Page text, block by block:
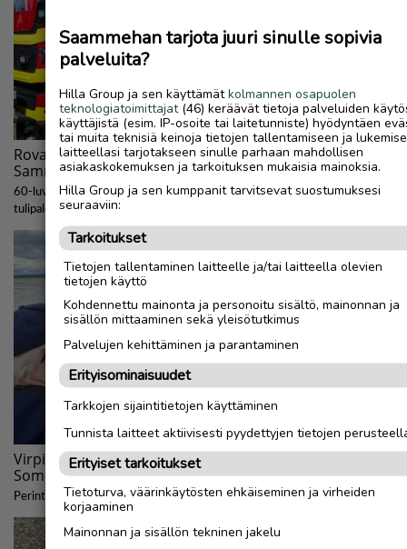
Saammehan tarjota juuri sinulle sopivia
palveluita?
Hilla Group ja sen käyttämätkolmannen osapuolen
teknologiatoimittajat(46) keräävät tietoja palveluiden
käyttäjistä (esim. IP-osoite tai laitetunniste) hyödyntäen
tai muita teknisiä keinoja tietojen tallentamiseen ja
laitteellasi tarjotakseen sinulle parhaan mahdollisen
asiakaskokemuksen ja tarkoituksen mukaisia mainoksia.
Hilla Group ja sen kumppanit tarvitsevat suostumuksesi
seuraaviin:
Tarkoitukset
Tietojen tallentaminen laitteelle ja/tai laitteella olevien
tietojen käyttö
Kohdennettu mainonta ja personoitu sisältö, mainonnan ja
sisällön mittaaminen sekä yleisötutkimus
Palvelujen kehittäminen ja parantaminen
Erityisominaisuudet
Tarkkojen sijaintitietojen käyttäminen
Tunnista laitteet aktiivisesti pyydettyjen tietojen
Erityiset tarkoitukset
Tietoturva, väärinkäytösten ehkäiseminen ja virheiden
korjaaminen
Mainonnan ja sisällön tekninen jakelu